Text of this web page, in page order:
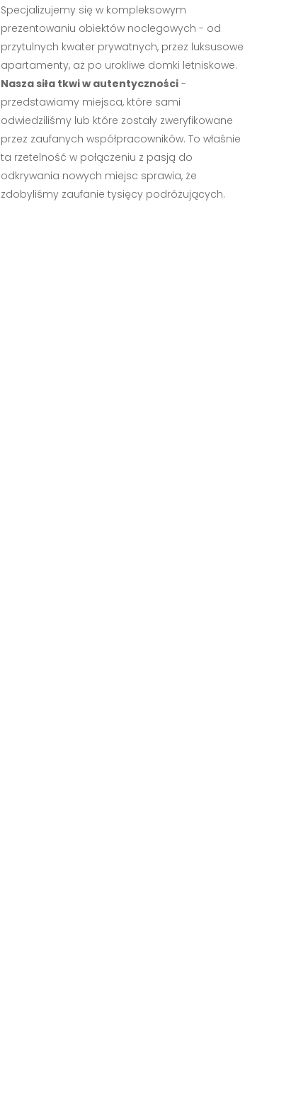
Specjalizujemy się w kompleksowym
prezentowaniu obiektów noclegowych - od
przytulnych kwater prywatnych, przez luksusowe
apartamenty, aż po urokliwe domki letniskowe.
Nasza siła tkwi w autentyczności-
przedstawiamy miejsca, które sami
odwiedziliśmy lub które zostały zweryfikowane
przez zaufanych współpracowników. To właśnie
ta rzetelność w połączeniu z pasją do
odkrywania nowych miejsc sprawia, że
zdobyliśmy zaufanie tysięcy podróżujących.